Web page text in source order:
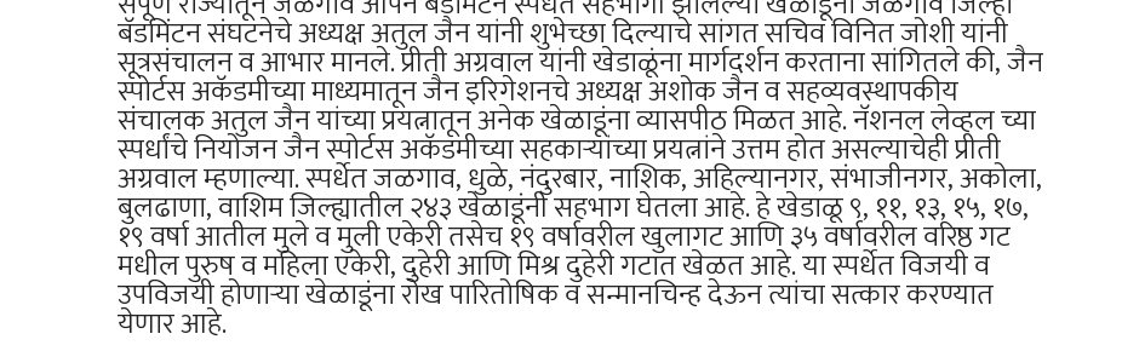
बॅडमिंटन संघटनेचे अध्यक्ष अतुल जैन यांनी शुभेच्छा दिल्याचे सांगत सचिव विनित जोशी यांनी
सूत्रसंचालन व आभार मानले. प्रीती अग्रवाल यांनी खेडाळूंना मार्गदर्शन करताना सांगितले की, जैन
स्पोर्टस अकॅडमीच्या माध्यमातून जैन इरिगेशनचे अध्यक्ष अशोक जैन व सहव्यवस्थापकीय
संचालक अतुल जैन यांच्या प्रयत्नातून अनेक खेळाडूंना व्यासपीठ मिळत आहे. नॅशनल लेव्हल च्या
स्पर्धांचे नियोजन जैन स्पोर्टस अकॅडमीच्या सहकाऱ्यांच्या प्रयत्नांने उत्तम होत असल्याचेही प्रीती
अग्रवाल म्हणाल्या. स्पर्धेत जळगाव, धुळे, नंदुरबार, नाशिक, अहिल्यानगर, संभाजीनगर, अकोला,
बुलढाणा, वाशिम जिल्ह्यातील २४३ खेळाडूंनी सहभाग घेतला आहे. हे खेडाळू ९, ११, १३, १५, १७,
१९ वर्षा आतील मुले व मुली एकेरी तसेच १९ वर्षावरील खुलागट आणि ३५ वर्षावरील वरिष्ठ गट
मधील पुरुष व महिला एकेरी, दुहेरी आणि मिश्र दुहेरी गटात खेळत आहे. या स्पर्धेत विजयी व
उपविजयी होणाऱ्या खेळाडूंना रोख पारितोषिक व सन्मानचिन्ह देऊन त्यांचा सत्कार करण्यात
येणार आहे.